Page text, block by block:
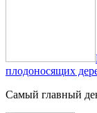
плодоносящих
Самый главный